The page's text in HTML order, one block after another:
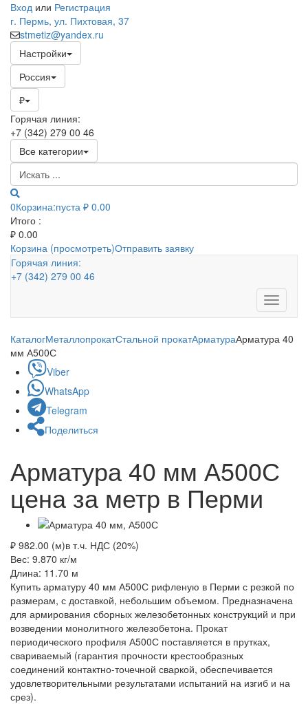
Вход или Регистрация
г. Пермь, ул. Пихтовая, 37
stmetiz@yandex.ru
Настройки
Россия
₽
Горячая линия:
+7 (342) 279 00 46
Все категории
0Корзина:пуста ₽ 0.00
Итого :
₽ 0.00
Корзина (просмотреть)Отправить заявку
Горячая линия:
+7 (342) 279 00 46
Toggle
КаталогМеталлопрокатСтальной прокатАрматураАрматура 40
мм А500С
Viber
WhatsApp
Telegram
Поделиться
Арматура 40 мм А500С
цена за метр в Перми
₽ 982.00 (м)в т.ч. НДС (20%)
Вес: 9.870 кг/м
Длина: 11.70 м
Купить арматуру 40 мм А500С рифленую в Перми с резкой по
размерам, с доставкой, небольшим объемом. Предназначена
для армирования сборных железобетонных конструкций и при
возведении монолитного железобетона. Прокат
периодического профиля А500С поставляется в прутках,
свариваемый (гарантия прочности крестообразных
соединений контактно-точечной сваркой, обеспечивается
удовлетворительными результатами испытаний на изгиб и на
срез).